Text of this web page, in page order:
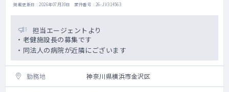
掲載更新日 : 2026年07月30日 案件番号 : 26-JV314563
担当エージェントより
・老健施設長の募集です
・同法人の病院が近隣にございます
勤務地 神奈川県横浜市金沢区